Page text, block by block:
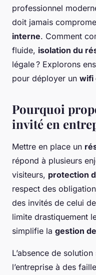
professionnel
doit jamais
interne. Comment
fluide, isolation du
légale ? Explorons
pour déployer un wifi
Pourquoi
invité en
Mettre en place un
répond à plusieurs
visiteurs, protection
respect des
des invités de celui
limite drastiquement
simplifie la gestion
L’absence de
l’entreprise à des